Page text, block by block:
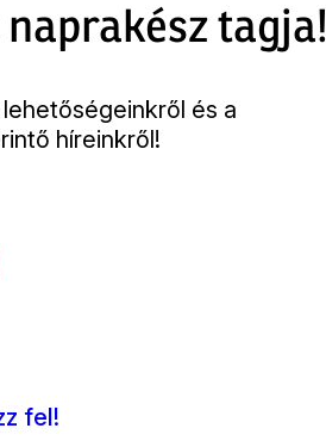
tagja!
és a
híreinkről!
fel!